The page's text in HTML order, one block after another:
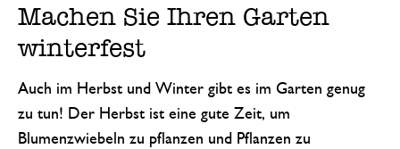
Machen Sie Ihren Garten
winterfest
Auch im Herbst und Winter gibt es im Garten genug
zu tun! Der Herbst ist eine gute Zeit, um
Blumenzwiebeln zu pflanzen und Pflanzen zu